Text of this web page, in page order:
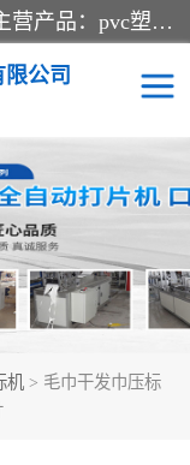
常州联宇机电自动化科技有限公司主营产品：pvc塑料焊机、高频热合机、软膜天花压边机、服装布料凹凸压花机、布料3d压印设备、服装植胶设备、超声波布料花边机、无纺布热合机、全自动压花机。
公司
机 > 毛巾干发巾压标
热合机
花边机
花机压标机
装凹凸压花机